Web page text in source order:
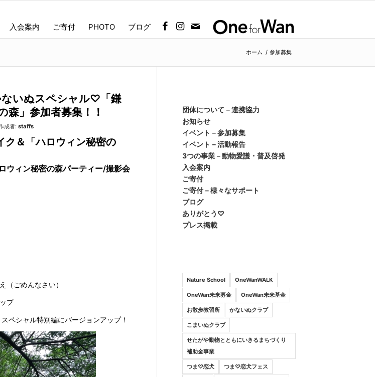
入会案内 ご寄付 PHOTO ブログ
ホーム / 参加募集
ないぬスペシャル♡「鎌
」参加者募集！！
成者: staffs
＆「ハロウィン秘密の
ウィン秘密の森パーティー/撮影会
（ごめんなさい）
プ
ペシャル特別編にバージョンアップ！
団体について－連携協力
お知らせ
イベント－参加募集
イベント－活動報告
3つの事業－動物愛護・普及啓発
入会案内
ご寄付
ご寄付－様々なサポート
ブログ
ありがとう♡
プレス掲載
Nature School OneWanWALK
OneWan未来募金 OneWan未来基金
お散歩教習所 かないぬクラブ
こまいぬクラブ
せたがや動物とともにいきるまちづくり
補助金事業
つま♡恋犬 つま♡恋犬フェス